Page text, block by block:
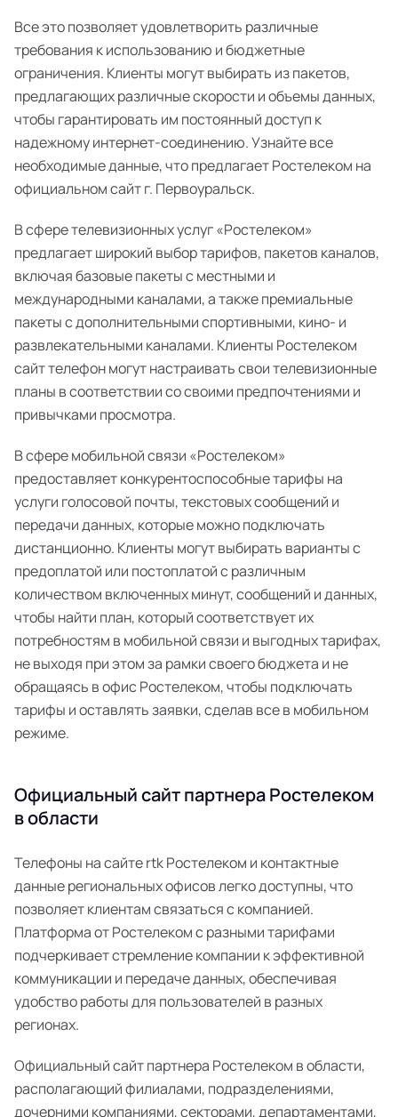
Все это позволяет удовлетворить различные
требования к использованию и бюджетные
ограничения. Клиенты могут выбирать из пакетов,
предлагающих различные скорости и объемы данных,
чтобы гарантировать им постоянный доступ к
надежному интернет-соединению. Узнайте все
необходимые данные, что предлагает Ростелеком на
официальном сайт г. Первоуральск.
В сфере телевизионных услуг «Ростелеком»
предлагает широкий выбор тарифов, пакетов каналов,
включая базовые пакеты с местными и
международными каналами, а также премиальные
пакеты с дополнительными спортивными, кино- и
развлекательными каналами. Клиенты Ростелеком
сайт телефон могут настраивать свои телевизионные
планы в соответствии со своими предпочтениями и
привычками просмотра.
В сфере мобильной связи «Ростелеком»
предоставляет конкурентоспособные тарифы на
услуги голосовой почты, текстовых сообщений и
передачи данных, которые можно подключать
дистанционно. Клиенты могут выбирать варианты с
предоплатой или постоплатой с различным
количеством включенных минут, сообщений и данных,
чтобы найти план, который соответствует их
потребностям в мобильной связи и выгодных тарифах,
не выходя при этом за рамки своего бюджета и не
обращаясь в офис Ростелеком, чтобы подключать
тарифы и оставлять заявки, сделав все в мобильном
режиме.
Официальный сайт партнера Ростелеком
в области
Телефоны на сайте rtk Ростелеком и контактные
данные региональных офисов легко доступны, что
позволяет клиентам связаться с компанией.
Платформа от Ростелеком с разными тарифами
подчеркивает стремление компании к эффективной
коммуникации и передаче данных, обеспечивая
удобство работы для пользователей в разных
регионах.
Официальный сайт партнера Ростелеком в области,
располагающий филиалами, подразделениями,
дочерними компаниями, секторами, департаментами,